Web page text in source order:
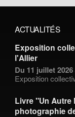
ACTUALITÉS
Exposition
l'Allier
Du 11 juillet
Exposition
Livre "Un Autre
photographie